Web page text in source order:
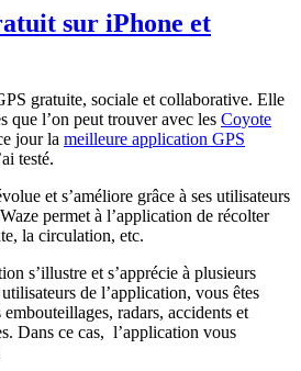
sur iPhone et
gratuite, sociale et collaborative. Elle
que l’on peut trouver avec les Coyote
jour la meilleure application GPS
testé.
et s’améliore grâce à ses utilisateurs
permet à l’application de récolter
la circulation, etc.
s’illustre et s’apprécie à plusieurs
de l’application, vous êtes
radars, accidents et
Dans ce cas, l’application vous